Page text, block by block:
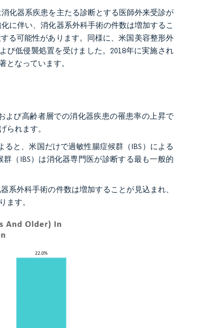
化器系疾患を主たる診断とする医師外来受診が
に伴い、消化器系外科手術の件数は増加するこ
る可能性があります。同様に、米国美容整形外
び低侵襲処置を受けました。2018年に実施され
となっています。
よび高齢者層での消化器疾患の罹患率の上昇で
られます。
ると、米国だけで過敏性腸症候群（IBS）による
（IBS）は消化器専門医が診断する最も一般的
系外科手術の件数は増加することが見込まれ、
ます。